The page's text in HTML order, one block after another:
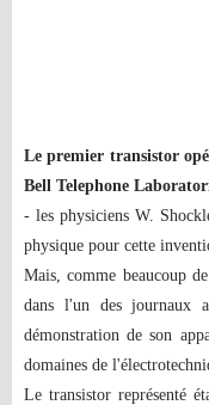
Le premier transistor
Bell Telephone
- les physiciens W.
physique pour cette
Mais, comme beaucoup
dans l'un des journaux
démonstration de son
domaines de
Le transistor représenté